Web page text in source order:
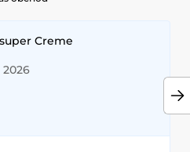
Creme
2026